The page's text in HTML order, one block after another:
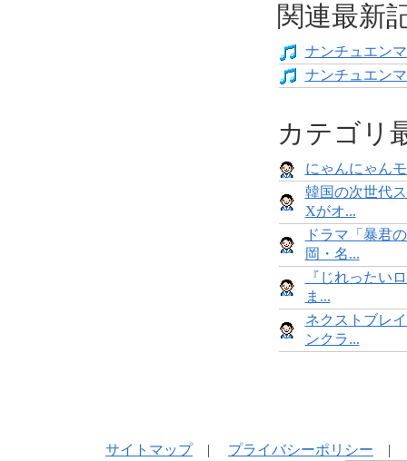
関連最新
ナンチュエン
ナンチュエン
カテゴリ
にゃんにゃん
韓国の次世代
Xがオ...
ドラマ「暴君
岡・名...
『じれったい
ま...
ネクストブレ
ンクラ...
サイトマップ| プライバシーポリシー